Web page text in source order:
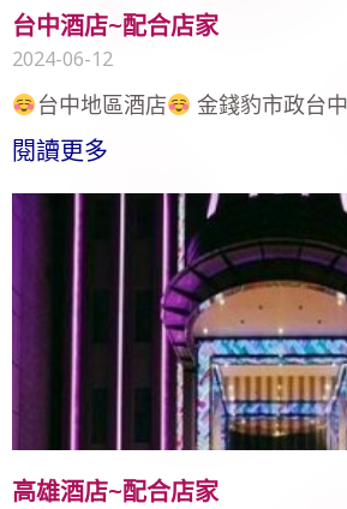
台中酒店~配合店家
2024-06-12
台中地區酒店 金錢豹市政台
閱讀更多
高雄酒店~配合店家